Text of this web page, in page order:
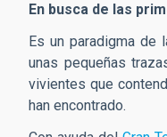
En busca de las
Es un paradigma
unas pequeñas
vivientes que
han encontrado.